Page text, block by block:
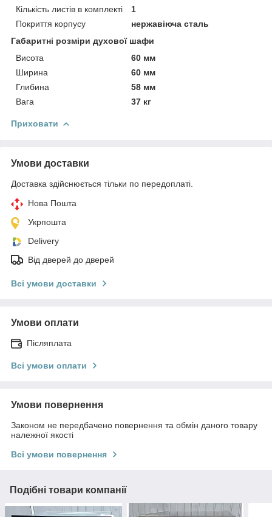
Кількість листів в комплекті
1
Покриття корпусу
нержавіюча сталь
Габаритні розміри духової шафи
Висота
60 мм
Ширина
60 мм
Глибина
58 мм
Вага
37 кг
Приховати
Умови доставки
Доставка здійснюється тільки по передоплаті.
Нова Пошта
Укрпошта
Delivery
Від дверей до дверей
Всі умови доставки
Умови оплати
Післяплата
Всі умови оплати
Умови повернення
Законом не передбачено повернення та обмін даного товару
належної якості
Всі умови повернення
Подібні товари компанії